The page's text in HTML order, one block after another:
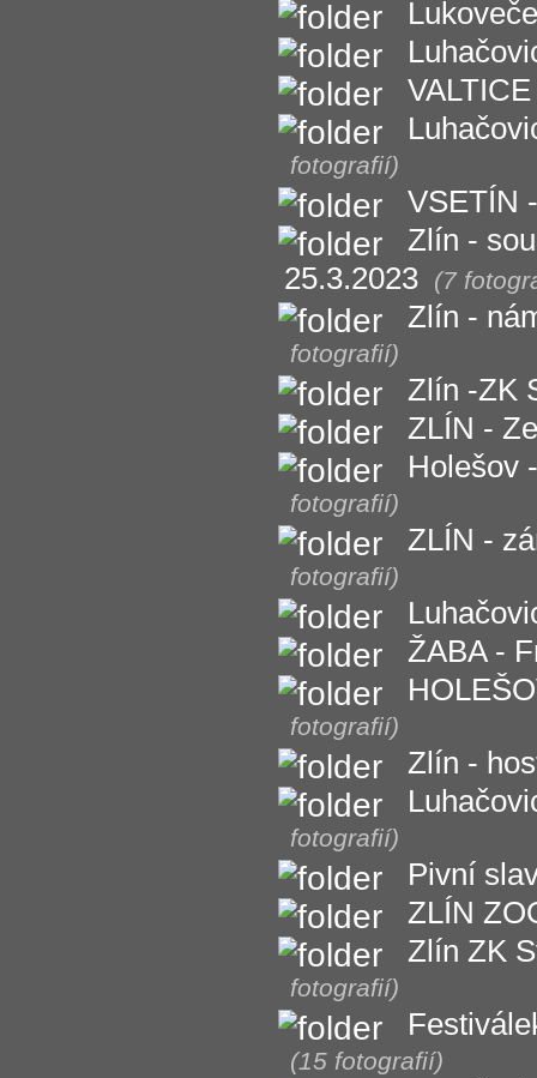
fotografií)
VSETÍN
Zlín -
25.3.2023
(7
Zlín -
fotografií)
Zlín -ZK
ZLÍN -
Holešov
fotografií)
ZLÍN -
fotografií)
ŽABA -
fotografií)
Zlín -
fotografií)
Pivní
ZLÍN
Zlín ZK
fotografií)
(15 fotografií)